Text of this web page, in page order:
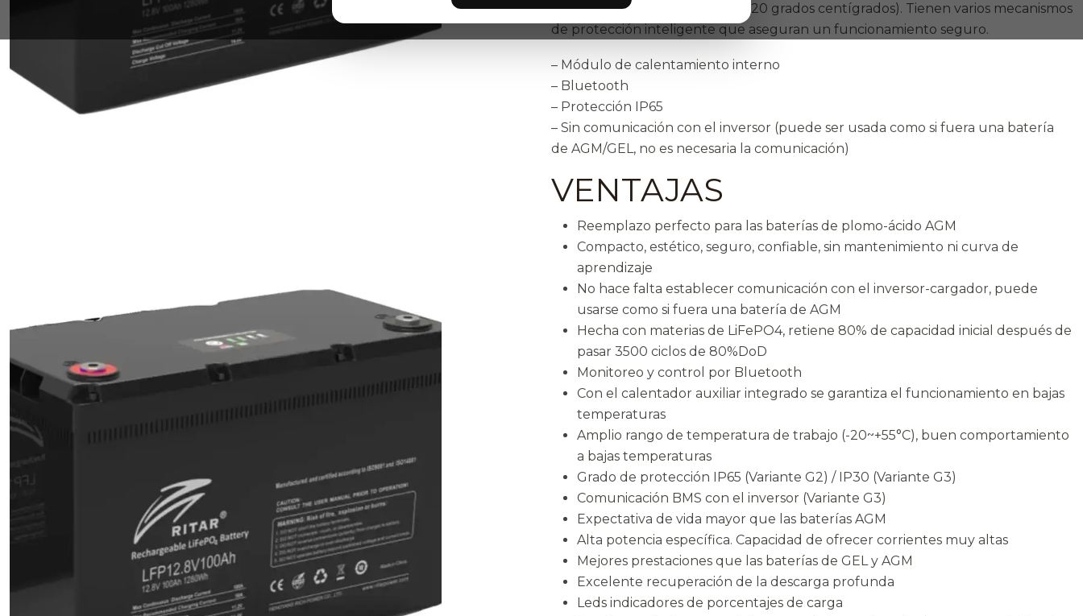
extremadamente bajas (hasta -20 grados centígrados). Tienen varios mecanismos
de protección inteligente que aseguran un funcionamiento seguro.
– Módulo de calentamiento interno
– Bluetooth
– Protección IP65
– Sin comunicación con el inversor (puede ser usada como si fuera una batería
de AGM/GEL, no es necesaria la comunicación)
VENTAJAS
Reemplazo perfecto para las baterías de plomo-ácido AGM
Compacto, estético, seguro, confiable, sin mantenimiento ni curva de
aprendizaje
No hace falta establecer comunicación con el inversor-cargador, puede
usarse como si fuera una batería de AGM
Hecha con materias de LiFePO4, retiene 80% de capacidad inicial después de
pasar 3500 ciclos de 80%DoD
Monitoreo y control por Bluetooth
Con el calentador auxiliar integrado se garantiza el funcionamiento en bajas
temperaturas
Amplio rango de temperatura de trabajo (-20~+55°C), buen comportamiento
a bajas temperaturas
Grado de protección IP65 (Variante G2) / IP30 (Variante G3)
Comunicación BMS con el inversor (Variante G3)
Expectativa de vida mayor que las baterías AGM
Alta potencia específica. Capacidad de ofrecer corrientes muy altas
Mejores prestaciones que las baterías de GEL y AGM
Excelente recuperación de la descarga profunda
Leds indicadores de porcentajes de carga